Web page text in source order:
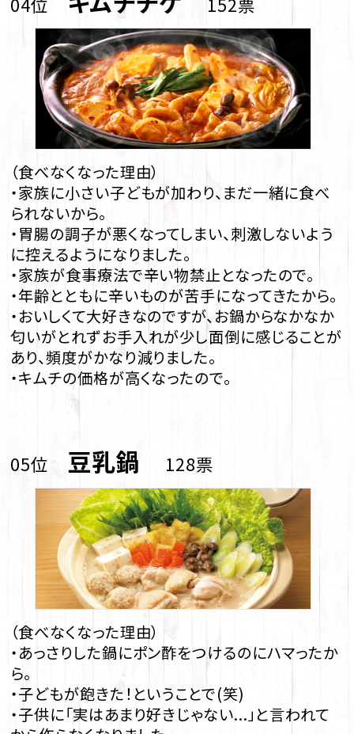
（食べなくなった理由）
・家族に小さい子どもが加わり、まだ一緒に食べ
られないから。
・胃腸の調子が悪くなってしまい、刺激しないよう
に控えるようになりました。
・家族が食事療法で辛い物禁止となったので。
・年齢とともに辛いものが苦手になってきたから。
・おいしくて大好きなのですが、お鍋からなかなか
匂いがとれずお手入れが少し面倒に感じることが
あり、頻度がかなり減りました。
・キムチの価格が高くなったので。
05位 豆乳鍋 128票
（食べなくなった理由）
・あっさりした鍋にポン酢をつけるのにハマったか
ら。
・子どもが飽きた！ということで(笑)
・子供に「実はあまり好きじゃない...」と言われて